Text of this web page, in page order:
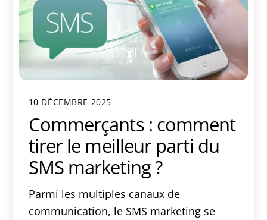
10 DÉCEMBRE 2025
Commerçants : comment
tirer le meilleur parti du
SMS marketing ?
Parmi les multiples canaux de
communication, le SMS marketing se